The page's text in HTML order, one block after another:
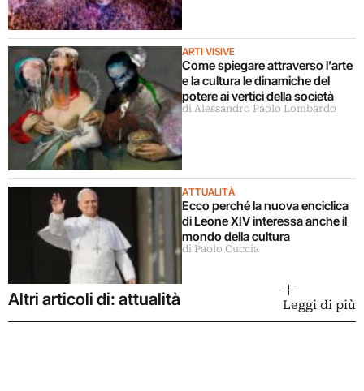
ARTI VISIVE
Come spiegare attraverso l’arte
e la cultura le dinamiche del
potere ai vertici della società
di Alessandro Paolo Lombardo
ATTUALITÀ
Ecco perché la nuova enciclica
di Leone XIV interessa anche il
mondo della cultura
di Paolo Cuccia
Altri articoli di: attualità Leggi di più